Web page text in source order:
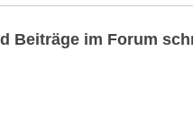
Beiträge im Forum